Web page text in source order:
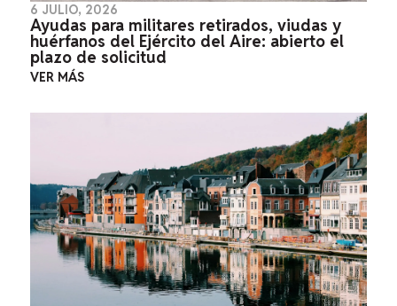
6 JULIO, 2026
Ayudas para militares retirados, viudas y
huérfanos del Ejército del Aire: abierto el
plazo de solicitud
VER MÁS